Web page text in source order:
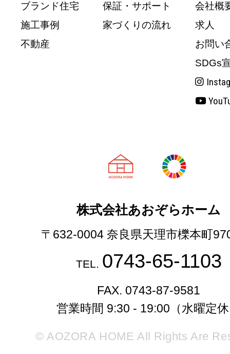
ブランド住宅
施工事例
不動産
保証・サポート
家づくりの流れ
会社概
求人
お問い
SDGs
天理市の注文
株式会社あおぞらホーム
〒632-0004 奈良県天理市櫟本町
TEL. 0743-65-1103
FAX. 0743-87-9581
営業時間 9:30 - 19:00（水曜定
© AOZORA HOME All Rights Are